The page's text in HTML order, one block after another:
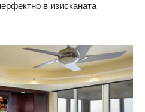
в изисканата